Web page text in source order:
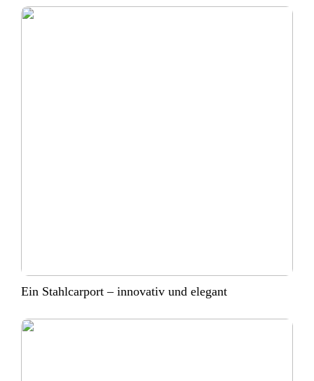
Ein Stahlcarport – innovativ und elegant